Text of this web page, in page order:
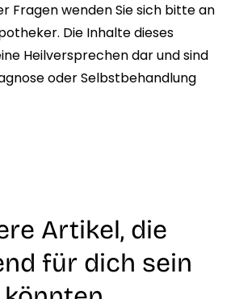
Fragen wenden Sie sich bitte an
Die Inhalte dieses
Heilversprechen dar und sind
oder Selbstbehandlung
Artikel, die
für dich sein